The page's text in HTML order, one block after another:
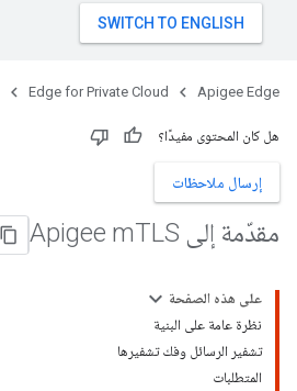
Apigee Edge
Edge for Private Cloud
هل كان المحتوى مفيدًا؟
إرسال ملاحظات
مقدّمة إلى Apigee m TLS
على هذه الصفحة
نظرة عامة على البنية
تشفير الرسائل وفك تشفيرها
المتطلبات